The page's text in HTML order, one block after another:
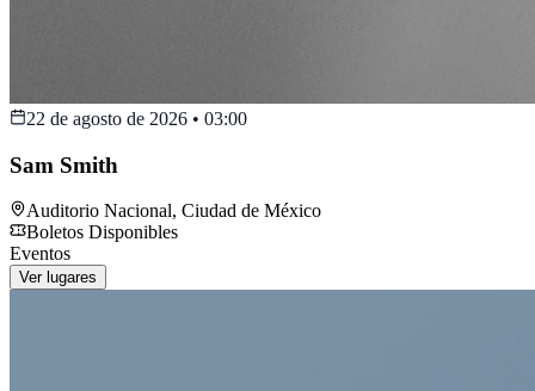
22 de agosto de 2026 • 03:00
Sam Smith
Auditorio Nacional, Ciudad de México
Boletos Disponibles
Eventos
Ver lugares